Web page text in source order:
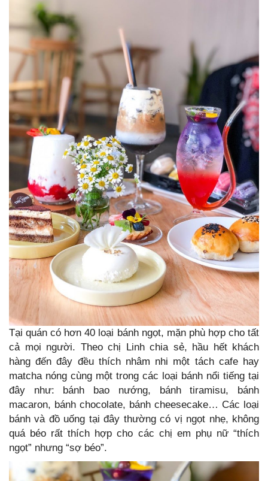
Tại quán có hơn 40 loại bánh ngọt, mặn phù hợp cho tất
cả mọi người. Theo chị Linh chia sẻ, hầu hết khách
hàng đến đây đều thích nhâm nhi một tách cafe hay
matcha nóng cùng một trong các loại bánh nổi tiếng tại
đây như: bánh bao nướng, bánh tiramisu, bánh
macaron, bánh chocolate, bánh cheesecake… Các loại
bánh và đồ uống tại đây thường có vị ngọt nhẹ, không
quá béo rất thích hợp cho các chị em phụ nữ “thích
ngọt” nhưng “sợ béo”.